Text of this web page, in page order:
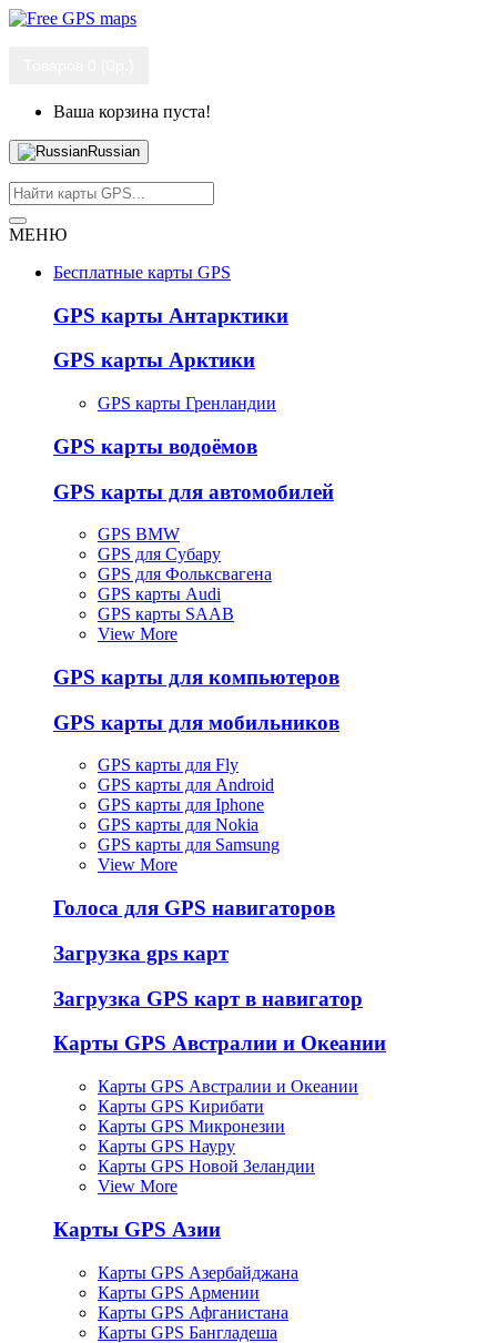
Ваша корзина пуста!
Russian
МЕНЮ
Бесплатные карты GPS
GPS карты Антарктики
GPS карты Арктики
GPS карты Гренландии
GPS карты водоёмов
GPS карты для автомобилей
GPS BMW
GPS для Субару
GPS для Фольксвагена
GPS карты Audi
GPS карты SAAB
View More
GPS карты для компьютеров
GPS карты для мобильников
GPS карты для Fly
GPS карты для Android
GPS карты для Iphone
GPS карты для Nokia
GPS карты для Samsung
View More
Голоса для GPS навигаторов
Загрузка gps карт
Загрузка GPS карт в навигатор
Карты GPS Австралии и Океании
Карты GPS Австралии и Океании
Карты GPS Кирибати
Карты GPS Микронезии
Карты GPS Науру
Карты GPS Новой Зеландии
View More
Карты GPS Азии
Карты GPS Азербайджана
Карты GPS Армении
Карты GPS Афганистана
Карты GPS Бангладеша